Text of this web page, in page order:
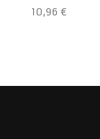
10,96 €